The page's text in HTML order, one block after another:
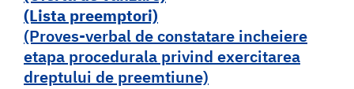
(Lista preemptori)
(Proves-verbal de constatare incheiere
etapa procedurala privind exercitarea
dreptului de preemtiune)